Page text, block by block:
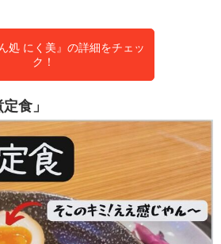
処 にく美』の詳細をチェッ
ク！
食」